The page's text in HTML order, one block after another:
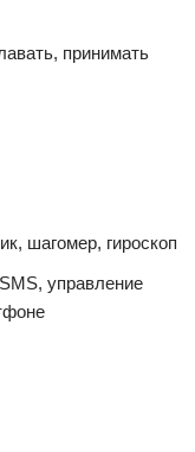
принимать
шагомер, гироскоп
управление